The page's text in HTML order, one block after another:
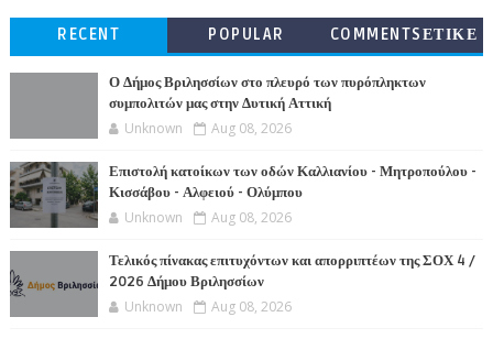
RECENT POPULAR
COMMENTSΕΤΙΚΕ
Ο Δήμος Βριλησσίων στο πλευρό των πυρόπληκτων
συμπολιτών μας στην Δυτική Αττική
Unknown Aug 08, 2026
Επιστολή κατοίκων των οδών Καλλιανίου - Μητροπούλου -
Κισσάβου - Αλφειού - Ολύμπου
Unknown Aug 08, 2026
Τελικός πίνακας επιτυχόντων και απορριπτέων της ΣΟΧ 4 /
2026 Δήμου Βριλησσίων
Unknown Aug 08, 2026